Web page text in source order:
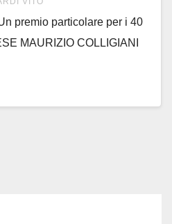
un emblema
premio particolare per i 40
MAURIZIO COLLIGIANI